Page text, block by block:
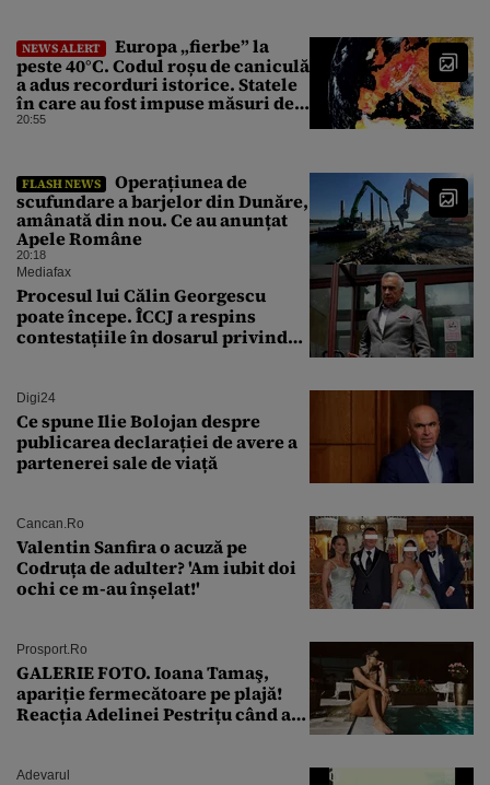
NEWS ALERT
Europa „fierbe” la
peste 40°C. Codul roșu de caniculă
a adus recorduri istorice. Statele
în care au fost impuse măsuri de
urgență
20:55
FLASH NEWS
Operațiunea de
scufundare a barjelor din Dunăre,
amânată din nou. Ce au anunțat
Apele Române
20:18
Mediafax
Procesul lui Călin Georgescu
poate începe. ÎCCJ a respins
contestațiile în dosarul privind
Digi24
Ce spune Ilie Bolojan despre
publicarea declarației de avere a
partenerei sale de viață
Cancan.ro
Valentin Sanfira o acuză pe
Codruța de adulter? 'Am iubit doi
ochi ce m-au înșelat!'
Prosport.ro
GALERIE FOTO. Ioana Tamaş,
apariție fermecătoare pe plajă!
Reacția Adelinei Pestrițu când a
Adevarul